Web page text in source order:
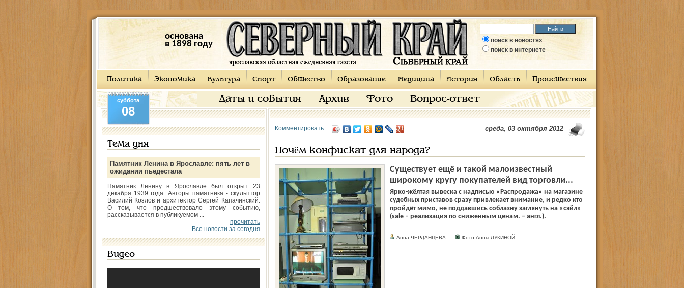
основана
в 1898 году
поиск в новостях
поиск в интернете
Политика Экономика Культура Спорт Общество Образование Медицина История Область Происшествия
Даты и события Архив Фото Вопрос-ответ
суббота
08
Тема дня
Памятник Ленина в Ярославле: пять лет в
ожидании пьедестала
Памятник Ленину в Ярославле был открыт 23
декабря 1939 года. Авторы памятника - скульптор
Василий Козлов и архитектор Сергей Капачинский.
О том, что предшествовало этому событию,
рассказывается в публикуемом ...
прочитать
Все новости за сегодня
Видео
Комментировать среда, 03 октября 2012
Почём конфискат для народа?
Существует ещё и такой малоизвестный
широкому кругу покупателей вид торговли...
Ярко-жёлтая вывеска с надписью «Распродажа» на магазине
судебных приставов сразу привлекает внимание, и редко кто
пройдёт мимо, не поддавшись соблазну заглянуть на «сэйл»
(sale – реализация по сниженным ценам. – англ.).
Анна ЧЕРДАНЦЕВА . Фото Анны ЛУКИНОЙ.